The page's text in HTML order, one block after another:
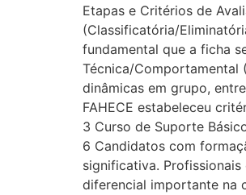
Etapas e Critérios de
(Classificatória/
fundamental que a ficha
Técnica/Comportamental
dinâmicas em grupo,
FAHECE estabeleceu
3 Curso de Suporte
6 Candidatos com
significativa.
diferencial importante na